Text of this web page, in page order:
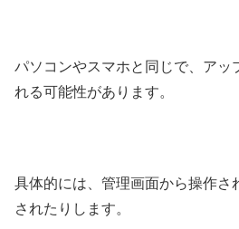
パソコンやスマホと同じで、アッ
れる可能性があります。
具体的には、管理画面から操作さ
されたりします。